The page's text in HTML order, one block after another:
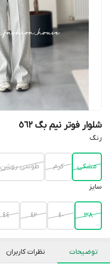
شلوار فوتر نیم بگ ٥٦٢
رنگ
مشكى كرم طوسى روشن
سايز
٣٨ ٤٠ ٤٢ ٤٤
توضیحات نظرات کاربران